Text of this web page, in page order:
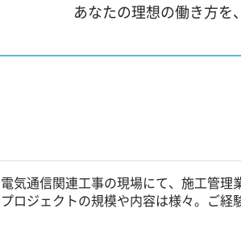
あなたの理想の働き方を
電気通信関連工事の現場にて、施工管理
プロジェクトの規模や内容は様々。ご経